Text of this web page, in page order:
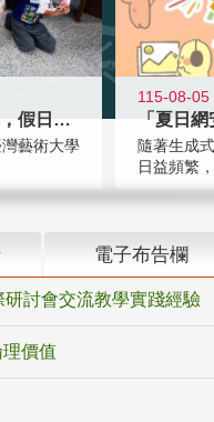
學校藝術嘉年華圓滿落幕，假日學校接
藝術大學
115-08-05
隨著生成
日益頻繁
電子布告欄
討會交流教學實踐經驗
價值